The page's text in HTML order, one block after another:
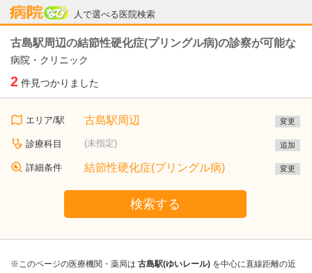
人で選べる医院検索
病院なび
古島駅周辺の結節性硬化症(プリングル病)の診察が可能な
病院・クリニック
2 件見つかりました
エリア/駅 古島駅周辺 変更
診療科目 (未指定) 追加
詳細条件 結節性硬化症(プリングル病) 変更
検索する
※このページの医療機関・薬局は 古島駅(ゆいレール) を中心に直線距離の近